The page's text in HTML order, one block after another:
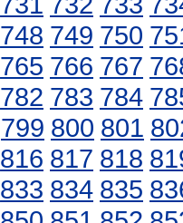
748 749 750
765 766 767
782 783 784
799 800 801
816 817 818
833 834 835